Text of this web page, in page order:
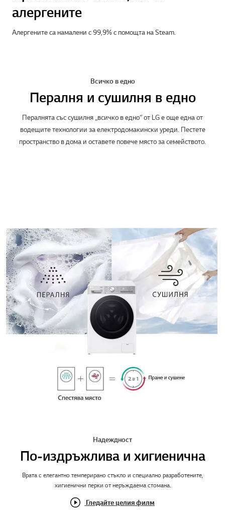
алергените
Алергените са намалени с 99,9% с помощта на Steam.
Всичко в едно
Пералня и сушилня в едно
Пералнята със сушилня „всичко в едно“ от LG е още една от
водещите технологии за електродомакински уреди. Пестете
пространство в дома и оставете повече място за семейството.
Надеждност
По-издръжлива и хигиенична
Врата с елегантно темперирано стъкло и специално разработените,
хигиенични перки от неръждаема стомана.
Гледайте целия филм